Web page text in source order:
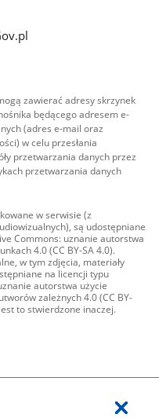
zawierać adresy skrzynek
będącego adresem e-
(adres e-mail oraz
w celu przesłania
przetwarzania danych przez
przetwarzania danych
w serwisie (z
są udostępniane
Commons: uznanie autorstwa
4.0 (CC BY-SA 4.0).
w tym zdjęcia, materiały
na licencji typu
autorstwa użycie
zależnych 4.0 (CC BY-
to stwierdzone inaczej.